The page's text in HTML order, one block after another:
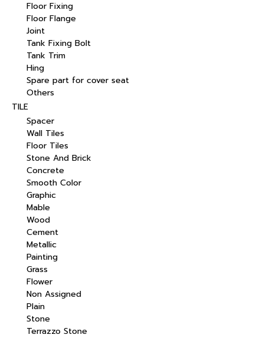
Floor Fixing
Floor Flange
Joint
Tank Fixing Bolt
Tank Trim
Hing
Spare part for cover seat
Others
TILE
Spacer
Wall Tiles
Floor Tiles
Stone And Brick
Concrete
Smooth Color
Graphic
Mable
Wood
Cement
Metallic
Painting
Grass
Flower
Non Assigned
Plain
Stone
Terrazzo Stone